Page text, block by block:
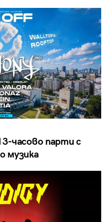
часово парти с
музика